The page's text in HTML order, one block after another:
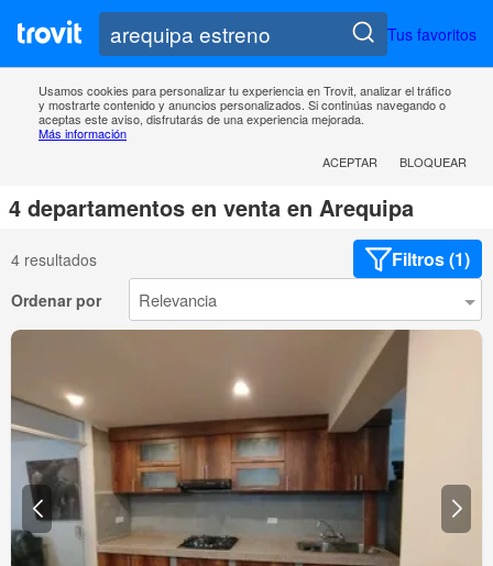
Tus favoritos
Usamos cookies para personalizar tu experiencia en Trovit, analizar el tráfico
y mostrarte contenido y anuncios personalizados. Si continúas navegando o
aceptas este aviso, disfrutarás de una experiencia mejorada.
Más información
ACEPTAR
BLOQUEAR
4 departamentos en venta en Arequipa
4 resultados Filtros (1)
Ordenar por